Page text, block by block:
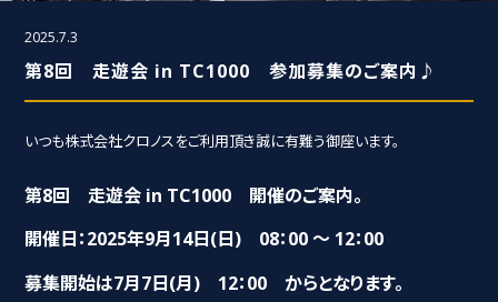
2025.7.3
第8回 走遊会 in TC1000 参加募集のご案内♪
いつも株式会社クロノスをご利用頂き誠に有難う御座います。
第8回 走遊会 in TC1000 開催のご案内。
開催日：2025年9月14日(日) 08：00 ～ 12：00
募集開始は7月7日(月) 12：00 からとなります。